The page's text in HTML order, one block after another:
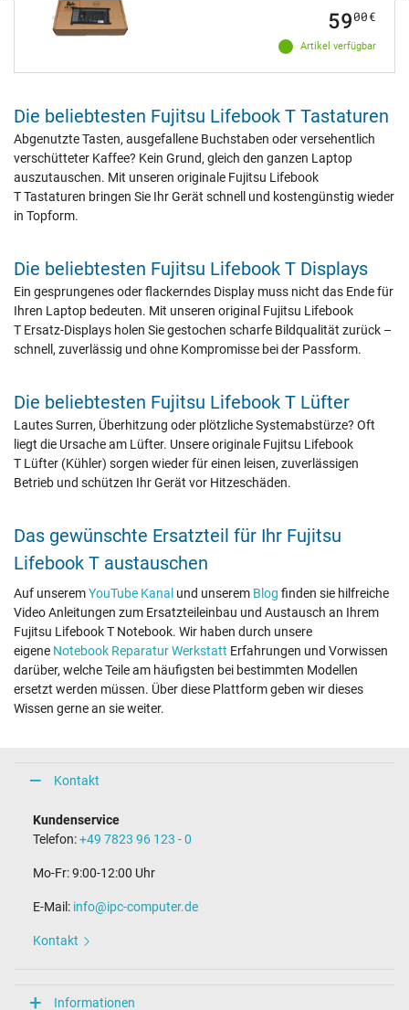
Artikel verfügbar
5900€
Die beliebtesten Fujitsu Lifebook T Tastaturen
Abgenutzte Tasten, ausgefallene Buchstaben oder versehentlich
verschütteter Kaffee? Kein Grund, gleich den ganzen Laptop
auszutauschen. Mit unseren originale Fujitsu Lifebook
T Tastaturen bringen Sie Ihr Gerät schnell und kostengünstig wieder
in Topform.
Die beliebtesten Fujitsu Lifebook T Displays
Ein gesprungenes oder flackerndes Display muss nicht das Ende für
Ihren Laptop bedeuten. Mit unseren original Fujitsu Lifebook
T Ersatz-Displays holen Sie gestochen scharfe Bildqualität zurück –
schnell, zuverlässig und ohne Kompromisse bei der Passform.
Die beliebtesten Fujitsu Lifebook T Lüfter
Lautes Surren, Überhitzung oder plötzliche Systemabstürze? Oft
liegt die Ursache am Lüfter. Unsere originale Fujitsu Lifebook
T Lüfter (Kühler) sorgen wieder für einen leisen, zuverlässigen
Betrieb und schützen Ihr Gerät vor Hitzeschäden.
Das gewünschte Ersatzteil für Ihr Fujitsu
Lifebook T austauschen
Auf unseremYouTube Kanal und unserem Blog finden sie hilfreiche
Video Anleitungen zum Ersatzteileinbau und Austausch an Ihrem
Fujitsu Lifebook T Notebook. Wir haben durch unsere
eigene Notebook Reparatur Werkstatt Erfahrungen und Vorwissen
darüber, welche Teile am häufigsten bei bestimmten Modellen
ersetzt werden müssen. Über diese Plattform geben wir dieses
Wissen gerne an sie weiter.
Kontakt
Kundenservice
Telefon:+49 7823 96 123 - 0
Mo-Fr: 9:00-12:00 Uhr
E-Mail: info@ipc-computer.de
Kontakt
Informationen